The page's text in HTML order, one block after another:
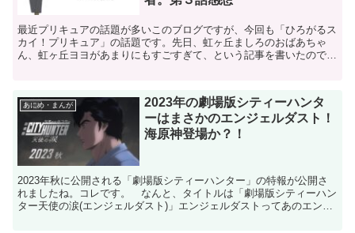
最近プリキュアの話題が多いこのブログですが、今回も「ひろがるス
カイ！プリキュア」の話題です。先日、虹ヶ丘ましろのおばあちゃ
ん、虹ヶ丘ヨヨがあまりにもすごすぎて、という記事を書いたのです
あにめ・まんが
2023年の劇場版シティーハンタ
ーはまさかのエンジェルダスト！
海原神登場か？！
2023年秋に公開される「劇場版シティーハンター」の特報が公開さ
れましたね。コレです。 なんと、タイトルは「劇場版シティーハン
ター天使の涙(エンジェルダスト)」エンジェルダストってあのエンジ